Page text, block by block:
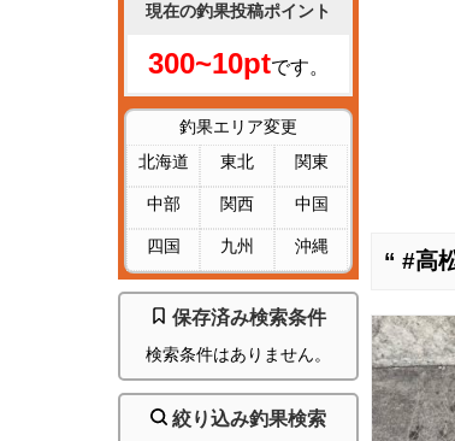
現在の釣果投稿ポイント
300~10ptです。
釣果エリア変更
北海道
東北 関東
中部 関西 中国
四国 九州 沖縄
保存済み検索条件
検索条件はありません。
絞り込み釣果検索
“ #高